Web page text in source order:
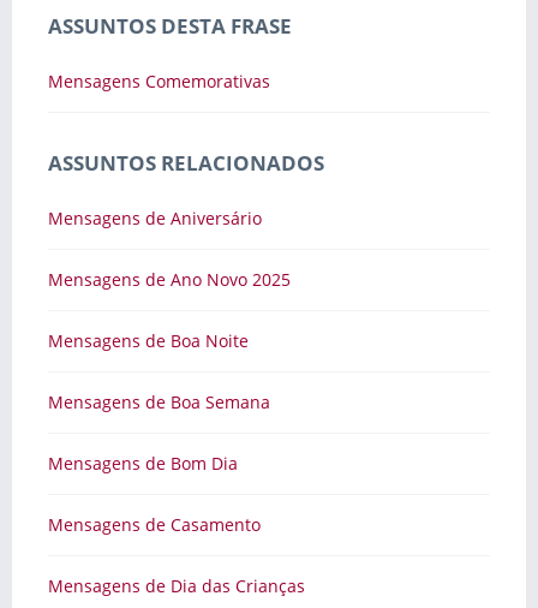
ASSUNTOS DESTA FRASE
Mensagens Comemorativas
ASSUNTOS RELACIONADOS
Mensagens de Aniversário
Mensagens de Ano Novo 2025
Mensagens de Boa Noite
Mensagens de Boa Semana
Mensagens de Bom Dia
Mensagens de Casamento
Mensagens de Dia das Crianças